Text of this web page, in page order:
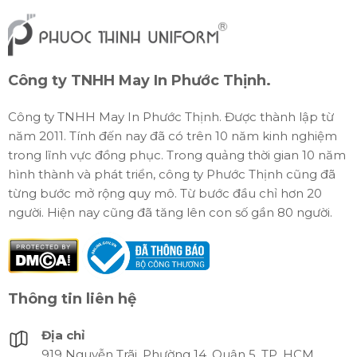
Công ty TNHH May In Phước Thịnh.
Công ty TNHH May In Phước Thịnh. Được thành lập từ
năm 2011. Tính đến nay đã có trên 10 năm kinh nghiệm
trong lĩnh vực đồng phục. Trong quảng thời gian 10 năm
hình thành và phát triển, công ty Phước Thịnh cũng đã
từng bước mở rộng quy mô. Từ bước đầu chỉ hơn 20
người. Hiện nay cũng đã tăng lên con số gần 80 người.
Thông tin liên hệ
Địa chỉ